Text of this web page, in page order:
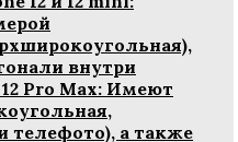
внутри
Pro Max: Имеют
телефото)‚ а также